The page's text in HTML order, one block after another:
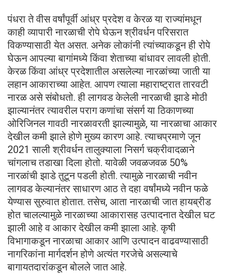
पंधरा ते वीस वर्षांपूर्वी आंध्र प्रदेश व केरळ या राज्यांमधून
काही व्यापारी नारळाची रोपे घेऊन श्रीवर्धन परिसरात
विकण्यासाठी येत असत. अनेक लोकांनी त्यांच्याकडून ही रोपे
घेऊन आपल्या बागांमध्ये किंवा शेताच्या बांधावर लावली होती.
केरळ किंवा आंध्र प्रदेशातील असलेल्या नारळांच्या जाती या
लहान आकाराच्या आहेत. आपण त्याला महाराष्ट्रात तारवटी
नारळ असे संबोधतो. ही लागवड केलेली नारळाची झाडे मोठी
झाल्यानंतर त्यावरील पराग कणांचा संसर्ग या ठिकाणच्या
ओरिजिनल गावठी नारळावरती झाल्यामुळे, या नारळाचा आकार
देखील कमी झाले होणे मुख्य कारण आहे. त्याचप्रमाणे जून
2021 साली श्रीवर्धन तालुक्याला निसर्ग चक्रीवादळाने
चांगलाच तडाखा दिला होतो. यावेळी जवळजवळ 50%
नारळांची झाडे तुटून पडली होती. त्यामुळे नारळाची नवीन
लागवड केल्यानंतर साधारण आठ ते दहा वर्षांमध्ये नवीन फळे
येण्यास सुरुवात होतात. तसेच, आता नारळाची जात हायब्रीड
होत चालल्यामुळे नारळाच्या आकारासह उत्पादनात देखील घट
झाली आहे व आकार देखील कमी झाला आहे. कृषी
विभागाकडून नारळाचा आकार आणि उत्पादन वाढवण्यासाठी
नागरिकांना मार्गदर्शन होणे अत्यंत गरजेचे असल्याचे
बागायतदारांकडून बोलले जात आहे.